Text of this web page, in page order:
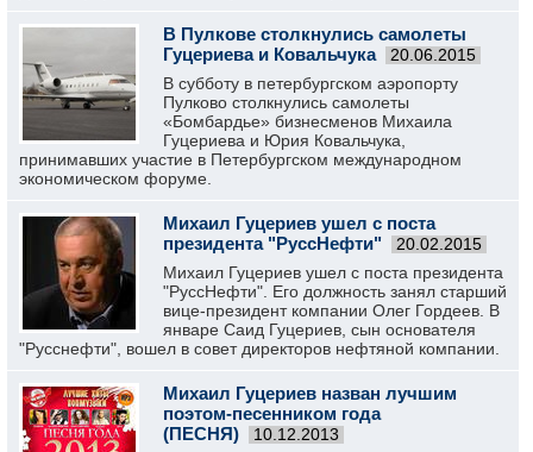
В Пулкове столкнулись самолеты
Гуцериева и Ковальчука
20.06.2015
В субботу в петербургском аэропорту
Пулково столкнулись самолеты
«Бомбардье» бизнесменов Михаила
Гуцериева и Юрия Ковальчука,
принимавших участие в Петербургском международном
экономическом форуме.
Михаил Гуцериев ушел с поста
президента "РуссНефти"
20.02.2015
Михаил Гуцериев ушел с поста президента
"РуссНефти". Его должность занял старший
вице-президент компании Олег Гордеев. В
январе Саид Гуцериев, сын основателя
"Русснефти", вошел в совет директоров нефтяной компании.
Михаил Гуцериев назван лучшим
поэтом-песенником года
(ПЕСНЯ)
10.12.2013